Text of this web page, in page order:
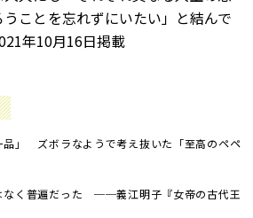
ことを忘れずにいたい」と結んで
年10月16日掲載
品」 ズボラなようで考え抜いた「至高のペペ
なく普遍だった ──義江明子『女帝の古代王